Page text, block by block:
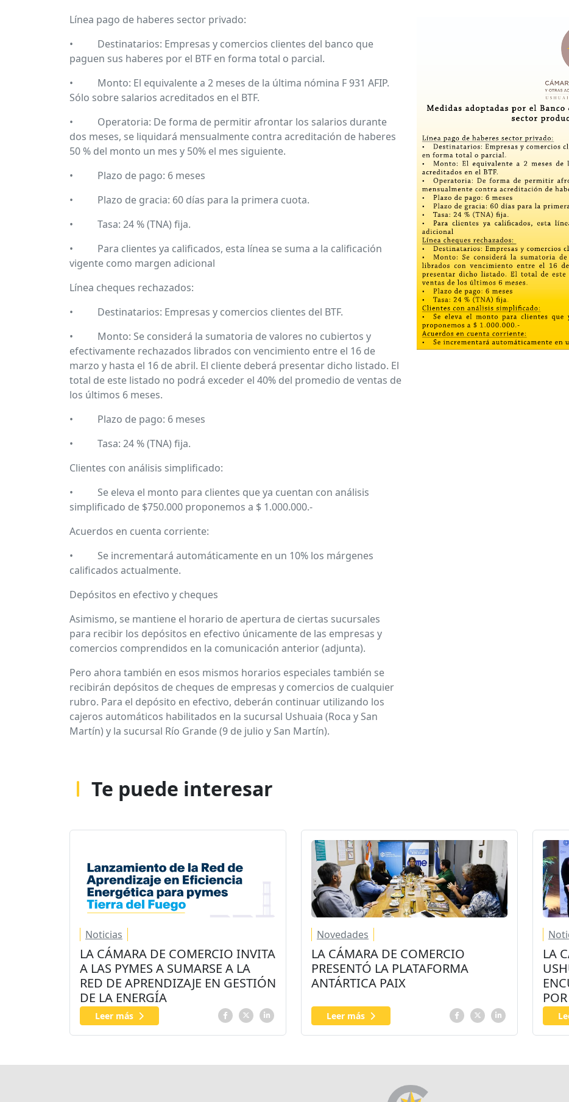
Línea pago de haberes sector privado:
• Destinatarios: Empresas y comercios clientes del banco que
paguen sus haberes por el BTF en forma total o parcial.
• Monto: El equivalente a 2 meses de la última nómina F 931 AFIP.
Sólo sobre salarios acreditados en el BTF.
• Operatoria: De forma de permitir afrontar los salarios durante
dos meses, se liquidará mensualmente contra acreditación de haberes
50 % del monto un mes y 50% el mes siguiente.
• Plazo de pago: 6 meses
• Plazo de gracia: 60 días para la primera cuota.
• Tasa: 24 % (TNA) fija.
• Para clientes ya calificados, esta línea se suma a la calificación
vigente como margen adicional
Línea cheques rechazados:
• Destinatarios: Empresas y comercios clientes del BTF.
• Monto: Se considerá la sumatoria de valores no cubiertos y
efectivamente rechazados librados con vencimiento entre el 16 de
marzo y hasta el 16 de abril. El cliente deberá presentar dicho listado. El
total de este listado no podrá exceder el 40% del promedio de ventas de
los últimos 6 meses.
• Plazo de pago: 6 meses
• Tasa: 24 % (TNA) fija.
Clientes con análisis simplificado:
• Se eleva el monto para clientes que ya cuentan con análisis
simplificado de $750.000 proponemos a $ 1.000.000.-
Acuerdos en cuenta corriente:
• Se incrementará automáticamente en un 10% los márgenes
calificados actualmente.
Depósitos en efectivo y cheques
Asimismo, se mantiene el horario de apertura de ciertas sucursales
para recibir los depósitos en efectivo únicamente de las empresas y
comercios comprendidos en la comunicación anterior (adjunta).
Pero ahora también en esos mismos horarios especiales también se
recibirán depósitos de cheques de empresas y comercios de cualquier
rubro. Para el depósito en efectivo, deberán continuar utilizando los
cajeros automáticos habilitados en la sucursal Ushuaia (Roca y San
Martín) y la sucursal Río Grande (9 de julio y San Martín).
Te puede interesar
Noticias
LA CÁMARA DE COMERCIO INVITA
A LAS PYMES A SUMARSE A LA
RED DE APRENDIZAJE EN GESTIÓN
DE LA ENERGÍA
Leer más
Novedades
LA CÁMARA DE COMERCIO
PRESENTÓ LA PLATAFORMA
ANTÁRTICA PAIX
Leer más
LA
LAS